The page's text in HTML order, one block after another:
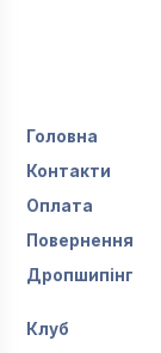
Головна
Контакти
Оплата
Повернення
Дропшипінг
Клуб